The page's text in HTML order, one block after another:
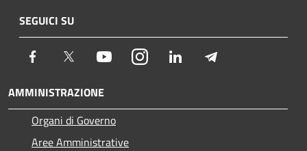
SEGUICI SU
Facebook Twitter YoutubeInstagram LinkedIn
AMMINISTRAZIONE
Organi di Governo
Aree Amministrative